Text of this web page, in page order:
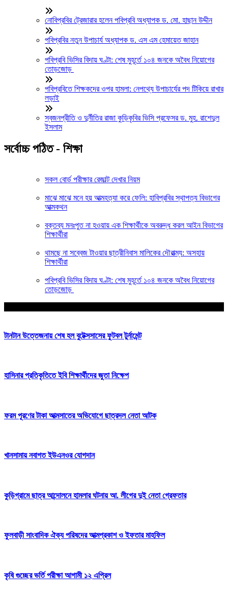
নোবিপ্রবির ট্রেজারার হলেন পবিপ্রবি অধ্যাপক ড. মো. হাছান উদ্দীন
পবিপ্রবির নতুন উপাচার্য অধ্যাপক ড. এস এম হেমায়েত জাহান
পবিপ্রবি ভিসির বিদায় ঘণ্টা: শেষ মুহূর্তে ১০৪ জনকে অবৈধ নিয়োগের
তোড়জোড়
পবিপ্রবিতে শিক্ষকদের ওপর হামলা: নেপথ্যে উপাচার্যের পদ টিকিয়ে রাখার
লড়াই
স্বজনপ্রীতি ও দুর্নীতির রাজা কুড়িকৃবির ভিসি প্রফেসর ড. মুহ. রাশেদুল
ইসলাম
সর্বোচ্চ পঠিত - শিক্ষা
সকল বোর্ড পরীক্ষার রেজাল্ট দেখার নিয়ম
মাঝে মাঝে মনে হয় আত্মহত্যা করে ফেলি: হাবিপ্রবির স্থাপত্য বিভাগের
আত্মকথন
বক্তব্য মনঃপুত না হওয়ায় এক শিক্ষার্থীকে অবরুদ্ধ করল আইন বিভাগের
শিক্ষার্থীরা
থামছে না সব্বেজ টাওয়ার ছাত্রীনিবাস মালিকের দৌরাত্ম্য: অসহায়
শিক্ষার্থীরা
পবিপ্রবি ভিসির বিদায় ঘণ্টা: শেষ মুহূর্তে ১০৪ জনকে অবৈধ নিয়োগের
তোড়জোড়
টানটান উত্তেজনায় শেষ হল বুটেক্সসাসের ফুটবল টুর্নামেন্ট
হাসিনার প্রতিকৃতিতে ইবি শিক্ষার্থীদের জুতা নিক্ষেপ
ফরম পূরণের টাকা আত্মসাতের অভিযোগে ছাত্রদল নেতা আটক
খানসামায় নবাগত ইউএনওর যোগদান
কুড়িগ্রামে ছাত্র আন্দোলনে হামলার ঘটনায় আ. লীগের দুই নেতা গ্রেফতার
ফুলবাড়ী সাংবাদিক ঐক্য পরিষদের আত্মপ্রকাশ ও ইফতার মাহফিল
কৃষি গুচ্ছের ভর্তি পরীক্ষা আগামী ১২ এপ্রিল